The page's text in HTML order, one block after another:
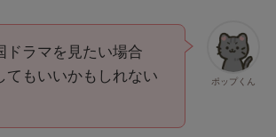
ポップくん
ドラマを見たい場合
てもいいかもしれない